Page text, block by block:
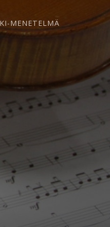
MENETELMÄ